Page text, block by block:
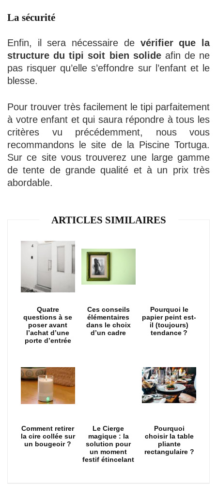
La sécurité
Enfin, il sera nécessaire de vérifier que la
structure du tipi soit bien solideafin de ne
pas risquer qu’elle s’effondre sur l’enfant et le
blesse.
Pour trouver très facilement le tipi parfaitement
à votre enfant et qui saura répondre à tous les
critères vu précédemment, nous vous
recommandons le site de la Piscine Tortuga.
Sur ce site vous trouverez une large gamme
de tente de grande qualité et à un prix très
abordable.
ARTICLES SIMILAIRES
Quatre
questions à se
poser avant
l’achat d’une
porte d’entrée
Ces conseils
élémentaires
dans le choix
d’un cadre
Pourquoi le
papier peint est-
il (toujours)
tendance ?
Comment retirer
la cire collée sur
un bougeoir ?
Le Cierge
magique : la
solution pour
un moment
festif étincelant
Pourquoi
choisir la table
pliante
rectangulaire ?